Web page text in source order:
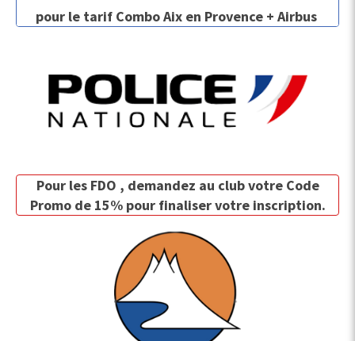
pour le tarif Combo Aix en Provence + Airbus
Pour les FDO , demandez au club votre Code
Promo de 15% pour finaliser votre inscription.